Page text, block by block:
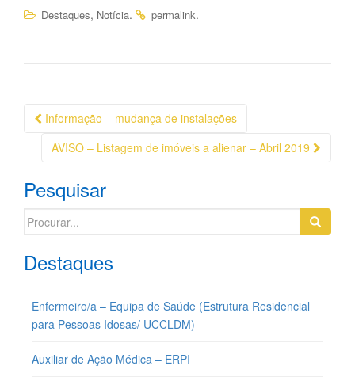
Destaques, Notícia. permalink.
Navegação
Postagem
Informação – mudança de instalações
AVISO – Listagem de imóveis a alienar – Abril 2019
Pesquisar
Search
Destaques
Enfermeiro/a – Equipa de Saúde (Estrutura Residencial
para Pessoas Idosas/ UCCLDM)
Auxiliar de Ação Médica – ERPI